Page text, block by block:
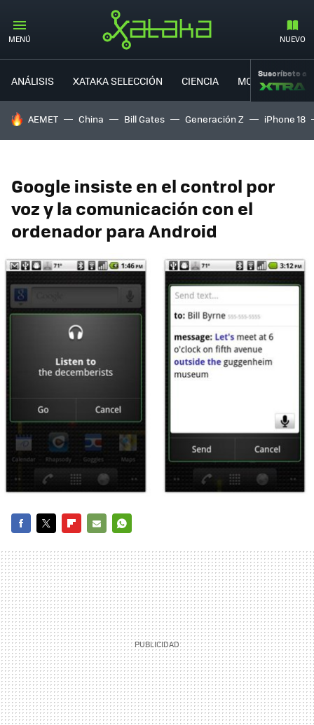
MENÚ NUEVO
ANÁLISIS XATAKA SELECCIÓN CIENCIA MOVILIDAD
Suscríbete a
HOY SE HABLA DE
AEMET China Bill Gates Generación Z iPhone 18
Google insiste en el control por
voz y la comunicación con el
ordenador para Android
MAIL